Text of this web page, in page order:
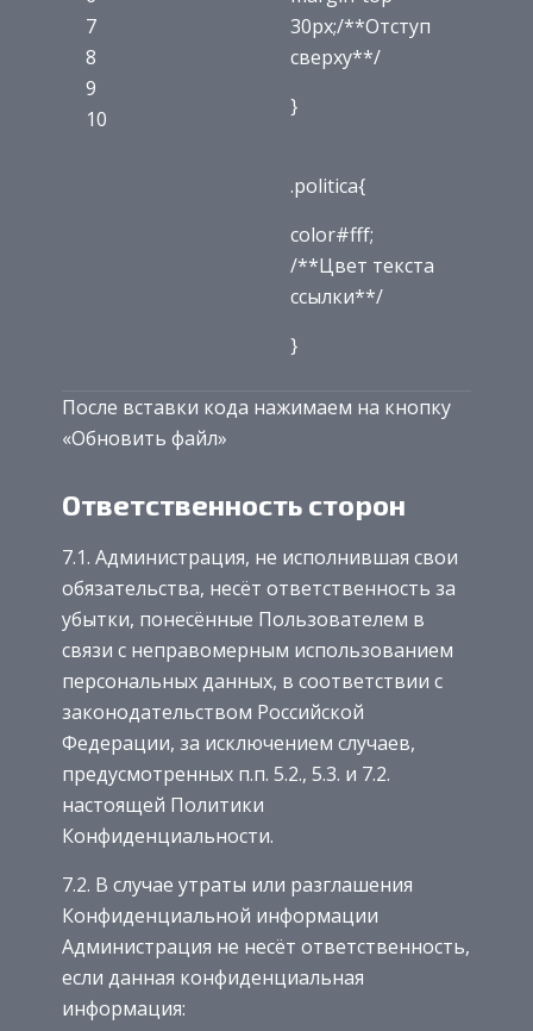
7
8
9
10
30px;/**Отступ
сверху**/
}
.politica{
color#fff;
/**Цвет текста
ссылки**/
}
После вставки кода нажимаем на кнопку
«Обновить файл»
Ответственность сторон
7.1. Администрация, не исполнившая свои
обязательства, несёт ответственность за
убытки, понесённые Пользователем в
связи с неправомерным использованием
персональных данных, в соответствии с
законодательством Российской
Федерации, за исключением случаев,
предусмотренных п.п. 5.2., 5.3. и 7.2.
настоящей Политики
Конфиденциальности.
7.2. В случае утраты или разглашения
Конфиденциальной информации
Администрация не несёт ответственность,
если данная конфиденциальная
информация: